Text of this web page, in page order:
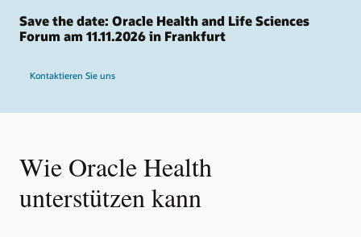
Save the date: Oracle Health and Life Sciences
Forum am 11.11.2026 in Frankfurt
Kontaktieren Sie uns
Wie Oracle Health
unterstützen kann